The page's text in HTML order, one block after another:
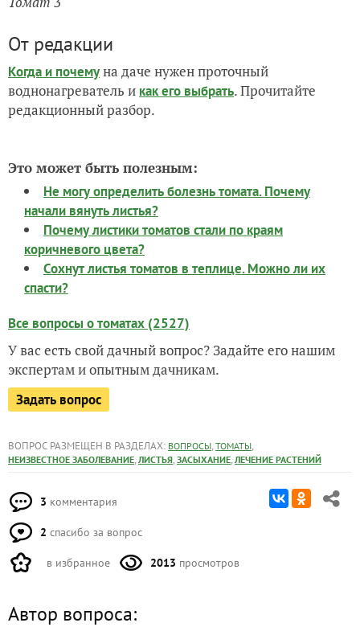
От редакции
Когда и почемуна даче нужен проточный
воднонагреватель и как его выбрать. Прочитайте
редакционный разбор.
Это может быть полезным:
Не могу определить болезнь томата. Почему
начали вянуть листья?
Почему листики томатов стали по краям
коричневого цвета?
Сохнут листья томатов в теплице. Можно ли их
спасти?
Все вопросы о томатах (2527)
У вас есть свой дачный вопрос? Задайте его нашим
экспертам и опытным дачникам.
Задать вопрос
ВОПРОС РАЗМЕЩЕН В РАЗДЕЛАХ: ВОПРОСЫ, ТОМАТЫ,
НЕИЗВЕСТНОЕ ЗАБОЛЕВАНИЕ, ЛИСТЬЯ, ЗАСЫХАНИЕ, ЛЕЧЕНИЕ РАСТЕНИЙ
3 комментария
2 спасибо за вопрос
в избранное 2013 просмотров
Автор вопроса: